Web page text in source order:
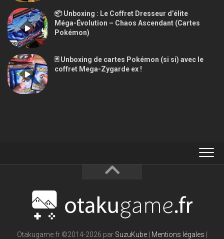
📦 Unboxing : Le Coffret Dresseur d’élite
Méga-Évolution – Chaos Ascendant (Cartes
Pokémon)
🃏 Unboxing de cartes Pokémon (si si) avec le
coffret Mega-Zygarde ex !
Otakugame.fr ©2014-2026 par SuzuKube| Mentions légales